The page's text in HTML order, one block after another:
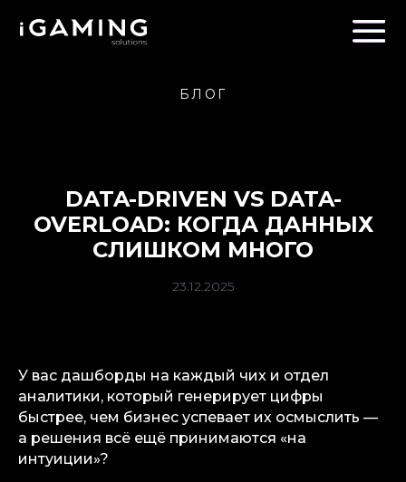
БЛОГ
DATA-DRIVEN VS DATA-
OVERLOAD: КОГДА ДАННЫХ
СЛИШКОМ МНОГО
23.12.2025
У вас дашборды на каждый чих и отдел
аналитики, который генерирует цифры
быстрее, чем бизнес успевает их осмыслить —
а решения всё ещё принимаются «на
интуиции»?